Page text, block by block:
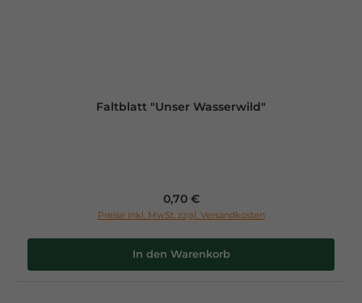
Faltblatt "Unser Wasserwild"
Regulärer Preis:
0,70 €
Preise inkl. MwSt. zzgl. Versandkosten
In den Warenkorb